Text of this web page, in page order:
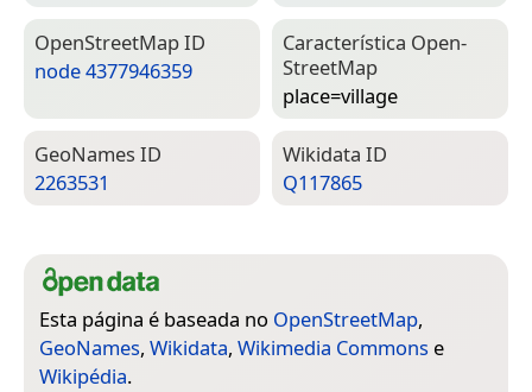
Open­Street­Map ID
node 4377946359
Característica Open­
Street­Map
place=­village
Geo­Names ID
2263531
Wiki­data ID
Q117865
Esta página é baseada no OpenStreetMap,
GeoNames, Wikidata, Wikimedia Commons e
Wikipédia.